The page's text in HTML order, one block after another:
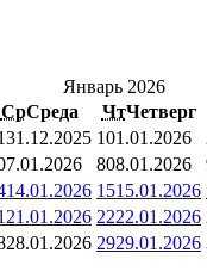
Январь 2026
СрСреда ЧтЧетверг
31.12.2025 101.01.2026
808.01.2026
14.01.2026 1515.01.2026
21.01.2026 2222.01.2026
28.01.2026 2929.01.2026